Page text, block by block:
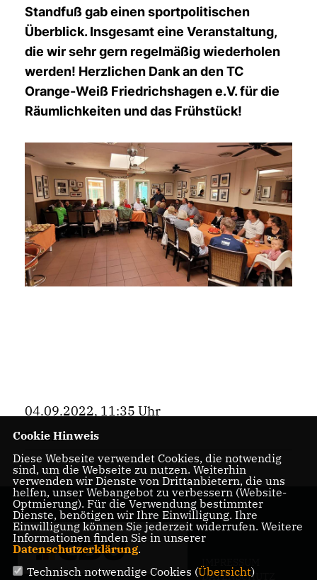
Standfuß gab einen sportpolitischen
Überblick. Insgesamt eine Veranstaltung,
die wir sehr gern regelmäßig wiederholen
werden! Herzlichen Dank an den TC
Orange-Weiß Friedrichshagen e.V. für die
Räumlichkeiten und das Frühstück!
04.09.2022, 11:35 Uhr
Bezirk
DATENSCHUTZ
Cookie Hinweis
Diese Webseite verwendet Cookies, die notwendig
sind, um die Webseite zu nutzen. Weiterhin
verwenden wir Dienste von Drittanbietern, die uns
helfen, unser Webangebot zu verbessern (Website-
Optmierung). Für die Verwendung bestimmter
Dienste, benötigen wir Ihre Einwilligung. Ihre
Einwilligung können Sie jederzeit widerrufen. Weitere
Informationen finden Sie in unserer
Datenschutzerklärung.
Technisch notwendige Cookies (Übersicht)